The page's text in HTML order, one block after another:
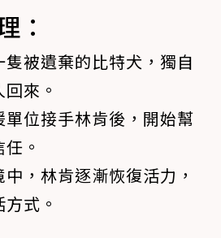
：
隻被遺棄的比特犬，獨自
來。
單位接手林肯後，開始幫
。
，林肯逐漸恢復活力，
式。